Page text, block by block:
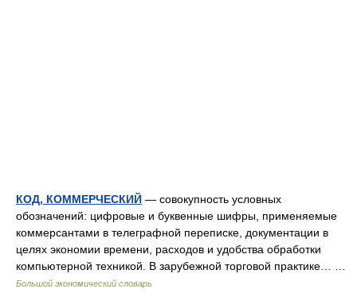
КОД, КОММЕРЧЕСКИЙ — совокупность условных
обозначений: цифровые и буквенные шифры, применяемые
коммерсантами в телеграфной переписке, документации в
целях экономии времени, расходов и удобства обработки
компьютерной техникой. В зарубежной торговой практике… …
Большой экономический словарь